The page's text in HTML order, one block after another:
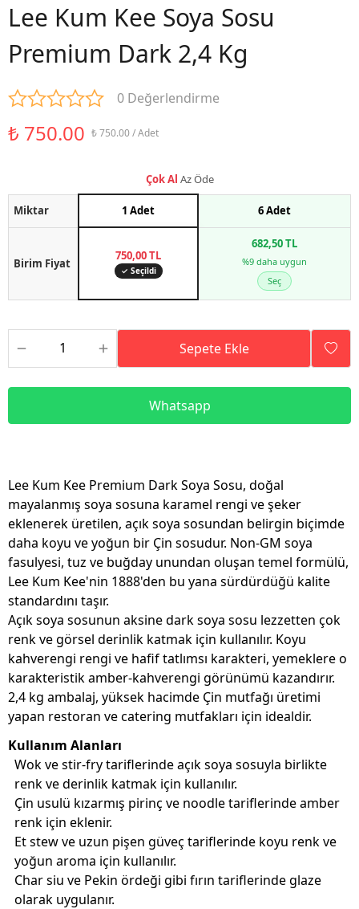
Lee Kum Kee Soya Sosu
Premium Dark 2,4 Kg
0 Değerlendirme
₺ 750.00 ₺ 750.00 / Adet
Çok Al Az Öde
Miktar 1 Adet 6 Adet
Birim Fiyat
750,00 TL
✓ Seçildi
682,50 TL
%9 daha uygun
Seç
Sepete Ekle
Whatsapp
Lee Kum Kee Premium Dark Soya Sosu, doğal
mayalanmış soya sosuna karamel rengi ve şeker
eklenerek üretilen, açık soya sosundan belirgin biçimde
daha koyu ve yoğun bir Çin sosudur. Non-GM soya
fasulyesi, tuz ve buğday unundan oluşan temel formülü,
Lee Kum Kee'nin 1888'den bu yana sürdürdüğü kalite
standardını taşır.
Açık soya sosunun aksine dark soya sosu lezzetten çok
renk ve görsel derinlik katmak için kullanılır. Koyu
kahverengi rengi ve hafif tatlımsı karakteri, yemeklere o
karakteristik amber-kahverengi görünümü kazandırır.
2,4 kg ambalaj, yüksek hacimde Çin mutfağı üretimi
yapan restoran ve catering mutfakları için idealdir.
Kullanım Alanları
Wok ve stir-fry tariflerinde açık soya sosuyla birlikte
renk ve derinlik katmak için kullanılır.
Çin usulü kızarmış pirinç ve noodle tariflerinde amber
renk için eklenir.
Et stew ve uzun pişen güveç tariflerinde koyu renk ve
yoğun aroma için kullanılır.
Char siu ve Pekin ördeği gibi fırın tariflerinde glaze
olarak uygulanır.